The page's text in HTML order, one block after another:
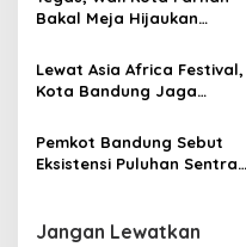
p
s
Bakal Meja Hijaukan
Riau
Lewat Asia Africa Festival,
Kota Bandung Jaga
Global
Pemkot Bandung Sebut
Eksistensi Puluhan Sentra
Jangan Lewatkan